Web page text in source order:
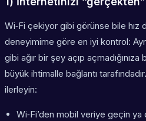
Wi‑Fi çekiyor gibi görünse bile hız
deneyimime göre en iyi kontrol:
gibi ağır bir şey açıp
büyük ihtimalle bağlantı
ilerleyin:
Wi‑Fi’den mobil veriye geçin